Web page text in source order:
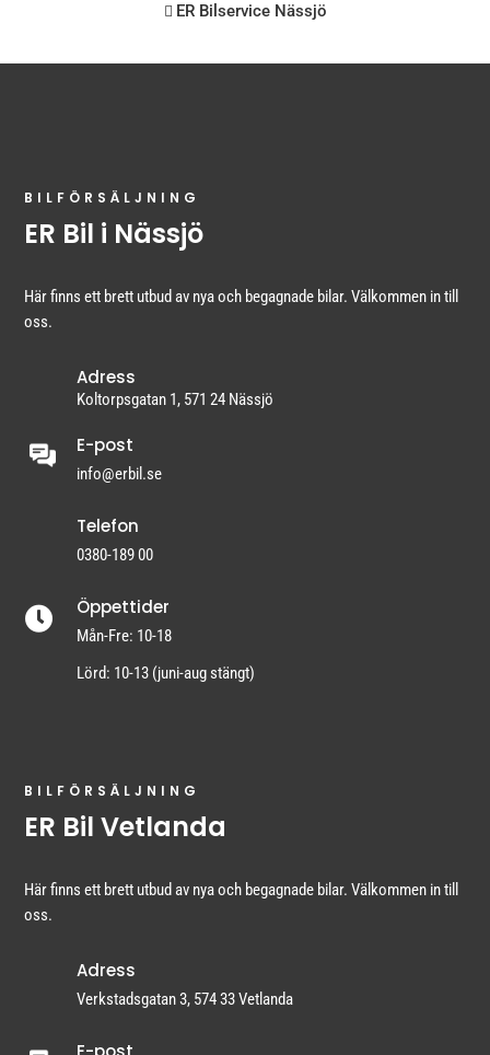
ER Bilservice Nässjö
BILFÖRSÄLJNING
ER Bil i Nässjö
Här finns ett brett utbud av nya och begagnade bilar. Välkommen in till
oss.
Adress
Koltorpsgatan 1, 571 24 Nässjö
E-post
info@erbil.se
Telefon
0380-189 00
 Öppettider
Mån-Fre: 10-18
Lörd: 10-13 (juni-aug stängt)
BILFÖRSÄLJNING
ER Bil Vetlanda
Här finns ett brett utbud av nya och begagnade bilar. Välkommen in till
oss.
Adress
Verkstadsgatan 3, 574 33 Vetlanda